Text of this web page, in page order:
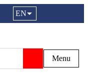
a11y.languageSelection:
EN
Menu
Search